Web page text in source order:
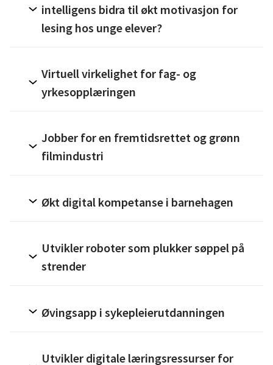
intelligens bidra til økt motivasjon for
lesing hos unge elever?
Virtuell virkelighet for fag- og
yrkesopplæringen
Jobber for en fremtidsrettet og grønn
filmindustri
Økt digital kompetanse i barnehagen
Utvikler roboter som plukker søppel på
strender
Øvingsapp i sykepleierutdanningen
Utvikler digitale læringsressurser for